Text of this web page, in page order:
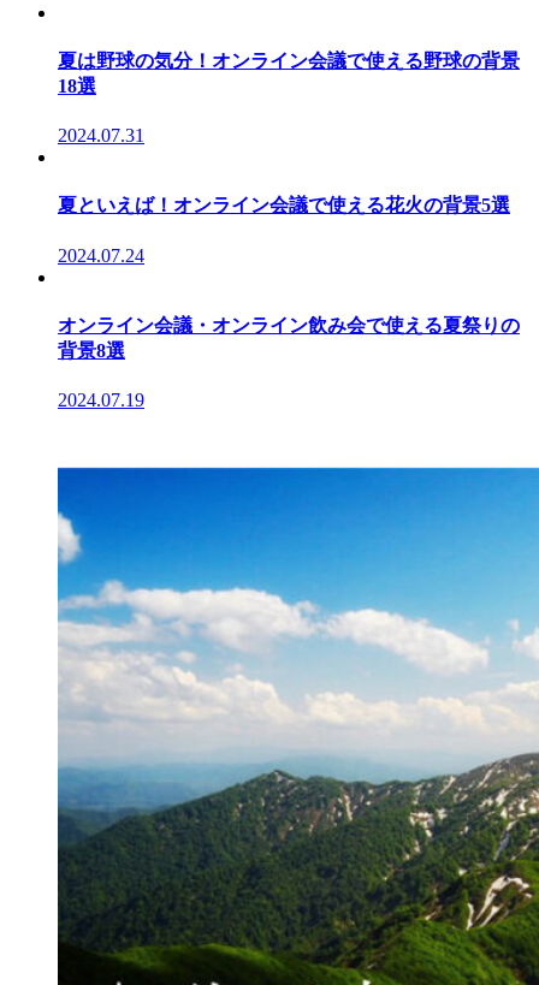
夏は野球の気分！オンライン会議で使える野球の背景
18選
2024.07.31
夏といえば！オンライン会議で使える花火の背景5選
2024.07.24
オンライン会議・オンライン飲み会で使える夏祭りの
背景8選
2024.07.19